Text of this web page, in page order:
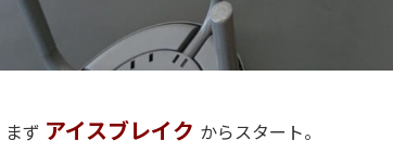
ず アイスブレイク からスタート。